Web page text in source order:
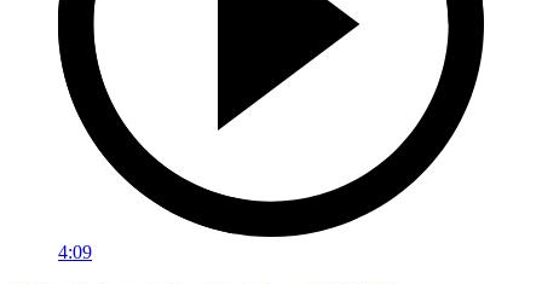
4:09